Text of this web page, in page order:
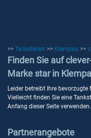
>> Tankstellen >> Klempau >>
Finden Sie auf
Marke star in
Leider betreibt Ihre
Vielleicht finden Sie eine
Anfang dieser Seite verwenden.
Partnerangebote